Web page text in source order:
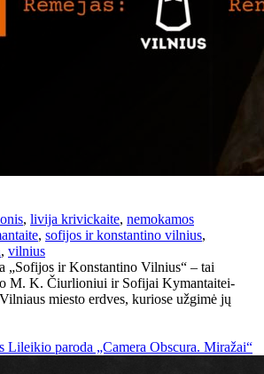
, livija krivickaite, nemokamos
, sofijos ir konstantino vilnius,
, vilnius
„Sofijos ir Konstantino Vilnius“ – tai
M. K. Čiurlioniui ir Sofijai Kymantaitei-
miesto erdves, kuriose užgimė jų
Lileikio paroda „Camera Obscura. Miražai“